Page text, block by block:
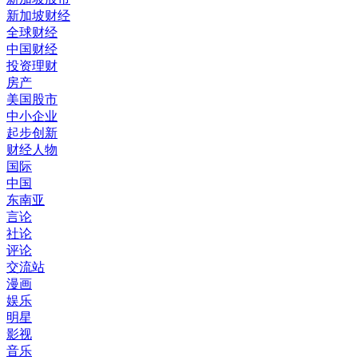
新加坡财经
全球财经
中国财经
投资理财
房产
美国股市
中小企业
起步创新
财经人物
国际
中国
东南亚
言论
社论
评论
交流站
漫画
娱乐
明星
影视
音乐